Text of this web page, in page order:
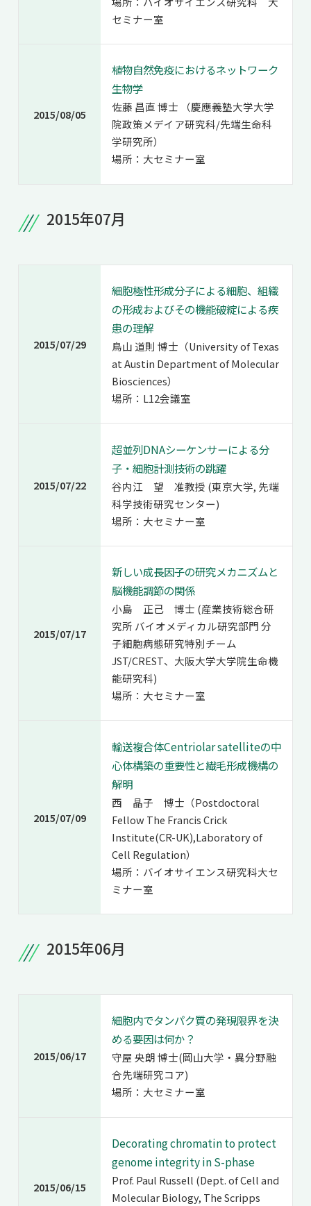
セミナー室
2015/08/05
植物自然免疫におけるネットワーク
生物学
佐藤 昌直 博士 （慶應義塾大学大学
院政策メデイア研究科/先端生命科
学研究所）
場所：大セミナー室
2015年07月
2015/07/29
細胞極性形成分子による細胞、組織
の形成およびその機能破綻による疾
患の理解
鳥山 道則 博士（University of Texas
at Austin Department of Molecular
Biosciences）
場所：L12会議室
2015/07/22
超並列DNAシーケンサーによる分
子・細胞計測技術の跳躍
谷内江 望 准教授 (東京大学, 先端
科学技術研究センター)
場所：大セミナー室
2015/07/17
新しい成長因子の研究メカニズムと
脳機能調節の関係
小島 正己 博士 (産業技術総合研
究所 バイオメディカル研究部門 分
子細胞病態研究特別チーム
JST/CREST、大阪大学大学院生命機
能研究科)
場所：大セミナー室
2015/07/09
輸送複合体Centriolar satelliteの中
心体構築の重要性と繊毛形成機構の
解明
西 晶子 博士（Postdoctoral
Fellow The Francis Crick
Institute(CR-UK),Laboratory of
Cell Regulation）
場所：バイオサイエンス研究科大セ
ミナー室
2015年06月
2015/06/17
細胞内でタンパク質の発現限界を決
める要因は何か？
守屋 央朗 博士(岡山大学・異分野融
合先端研究コア)
場所：大セミナー室
2015/06/15
Decorating chromatin to protect
genome integrity in S-phase
Prof. Paul Russell (Dept. of Cell and
Molecular Biology, The Scripps